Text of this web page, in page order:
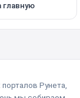
главную
Рунета,